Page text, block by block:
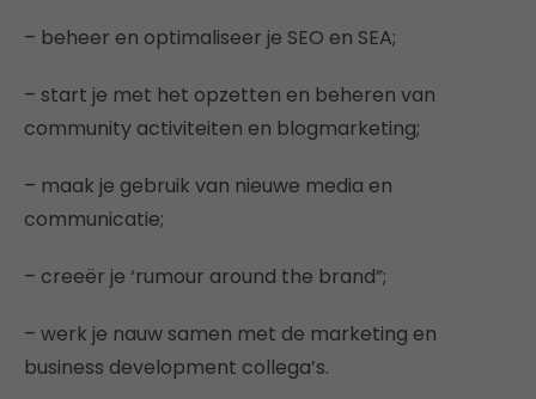
– beheer en optimaliseer je SEO en SEA;
– start je met het opzetten en beheren van
community activiteiten en blogmarketing;
– maak je gebruik van nieuwe media en
communicatie;
– creeër je ‘rumour around the brand”;
– werk je nauw samen met de marketing en
business development collega’s.